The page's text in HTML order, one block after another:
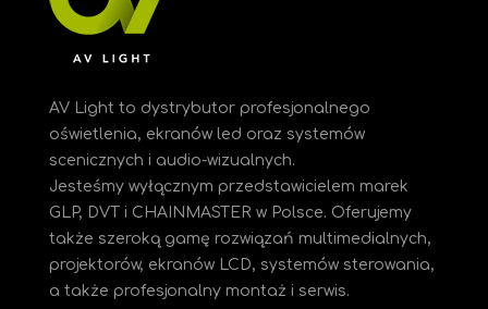
AV Light to dystrybutor profesjonalnego
oświetlenia, ekranów led oraz systemów
scenicznych i audio-wizualnych.
Jesteśmywyłącznym przedstawicielem marek
GLP, DVT i CHAINMASTER w Polsce. Oferujemy
także szeroką gamę rozwiązań multimedialnych,
projektorów, ekranów LCD, systemów sterowania,
a także profesjonalny montaż i serwis.